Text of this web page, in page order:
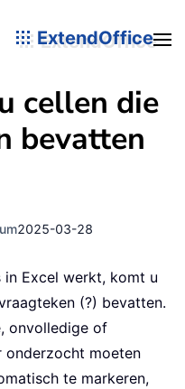
ExtendOffice
cellen die
bevatten
2025-03-28
in Excel werkt, komt u
(?) bevatten.
onvolledige of
onderzocht moeten
te markeren,